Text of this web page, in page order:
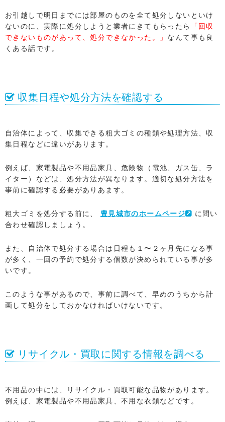
お引越しで明日までには部屋のものを全て処分しないといけ
ないのに、実際に処分しようと業者にきてもらったら
「回収
できないものがあって、処分できなかった。」 なんて事も良
くある話です。
収集日程や処分方法を確認する
自治体によって、収集できる粗大ゴミの種類や処理方法、収
集日程などに違いがあります。
例えば、家電製品や不用品家具、危険物（電池、ガス缶、ラ
イター）などは、処分方法が異なります。適切な処分方法を
事前に確認する必要がありあます。
粗大ゴミを処分する前に、 豊見城市のホームページ
に問い
合わせ確認しましょう。
また、自治体で処分する場合は日程も１〜２ヶ月先になる事
が多く、一回の予約で処分する個数が決められている事が多
いです。
このような事があるので、事前に調べて、早めのうちから計
画して処分をしておかなければいけないです。
リサイクル・買取に関する情報を調べる
不用品の中には、リサイクル・買取可能な品物があります。
例えば、家電製品や不用品家具、不用な衣類などです。